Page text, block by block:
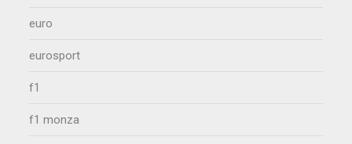
euro
eurosport
f1
f1 monza